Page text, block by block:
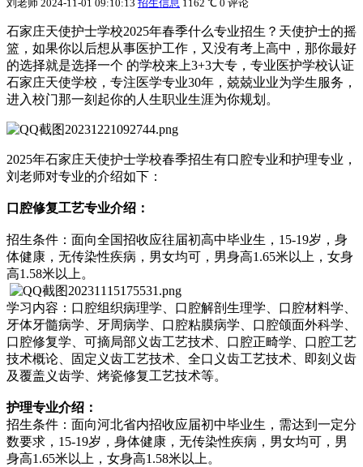
刘老师 2024-11-01 09:10:13 招生信息 1162 ℃ 0 评论
石家庄天使护士学校2025年春季什么专业招生？天使护士的摇
篮，如果你以后想从事医护工作，又没有考上高中，那你最好
的选择就是选择一个 的学校来上3+3大专，专业医护学校认证
石家庄天使学校，专注医学专业30年，兢兢业业为学生服务，
进入校门那一刻起你的人生职业生涯为你规划。
2025年石家庄天使护士学校春季招生有口腔专业和护理专业，
刘老师对专业的介绍如下：
口腔修复工艺专业介绍：
招生条件：面向全国招收应往届初高中毕业生，15-19岁，身
体健康，无传染性疾病，男女均可，男身高1.65米以上，女身
高1.58米以上。
学习内容：口腔组织病理学、口腔解剖生理学、口腔材料学、
牙体牙髓病学、牙周病学、口腔粘膜病学、口腔颌面外科学、
口腔修复学、可摘局部义齿工艺技术、口腔正畸学、口腔工艺
技术概论、固定义齿工艺技术、全口义齿工艺技术、即刻义齿
及覆盖义齿学、烤瓷修复工艺技术等。
护理专业介绍：
招生条件：面向河北省内招收应届初中毕业生，需达到一定分
数要求，15-19岁，身体健康，无传染性疾病，男女均可，男
身高1.65米以上，女身高1.58米以上。